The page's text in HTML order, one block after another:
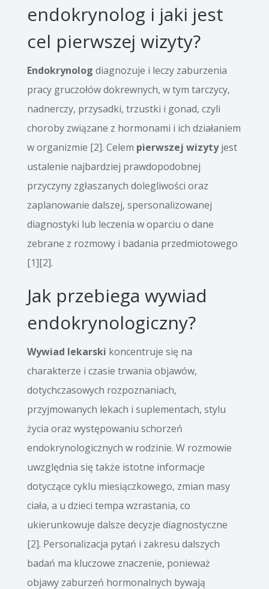
endokrynolog i jaki jest
cel pierwszej wizyty?
Endokrynolog diagnozuje i leczy zaburzenia
pracy gruczołów dokrewnych, w tym tarczycy,
nadnerczy, przysadki, trzustki i gonad, czyli
choroby związane z hormonami i ich działaniem
w organizmie [2]. Celem pierwszej wizytyjest
ustalenie najbardziej prawdopodobnej
przyczyny zgłaszanych dolegliwości oraz
zaplanowanie dalszej, spersonalizowanej
diagnostyki lub leczenia w oparciu o dane
zebrane z rozmowy i badania przedmiotowego
[1][2].
Jak przebiega wywiad
endokrynologiczny?
Wywiad lekarski koncentruje się na
charakterze i czasie trwania objawów,
dotychczasowych rozpoznaniach,
przyjmowanych lekach i suplementach, stylu
życia oraz występowaniu schorzeń
endokrynologicznych w rodzinie. W rozmowie
uwzględnia się także istotne informacje
dotyczące cyklu miesiączkowego, zmian masy
ciała, a u dzieci tempa wzrastania, co
ukierunkowuje dalsze decyzje diagnostyczne
[2]. Personalizacja pytań i zakresu dalszych
badań ma kluczowe znaczenie, ponieważ
objawy zaburzeń hormonalnych bywają